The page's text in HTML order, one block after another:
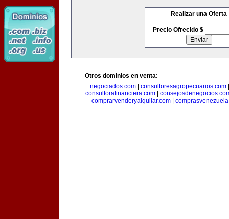
Realizar una Oferta
Precio Ofrecido $
Otros dominios en venta:
negociados.com
consultoresagropecuarios.com
consultorafinanciera.com|
comprarvenderyalquilar.com|